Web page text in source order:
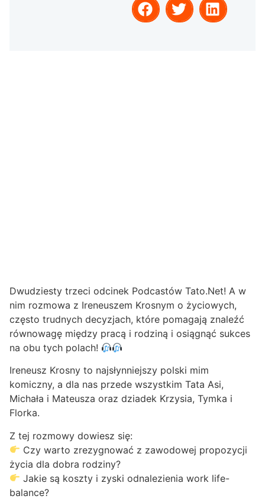
Dwudziesty trzeci odcinek Podcastów Tato.Net! A w
nim rozmowa z Ireneuszem Krosnym o życiowych,
często trudnych decyzjach, które pomagają znaleźć
równowagę między pracą i rodziną i osiągnąć sukces
na obu tych polach!
Ireneusz Krosny to najsłynniejszy polski mim
komiczny, a dla nas przede wszystkim Tata Asi,
Michała i Mateusza oraz dziadek Krzysia, Tymka i
Florka.
Z tej rozmowy dowiesz się:
Czy warto zrezygnować z zawodowej propozycji
życia dla dobra rodziny?
Jakie są koszty i zyski odnalezienia work life-
balance?